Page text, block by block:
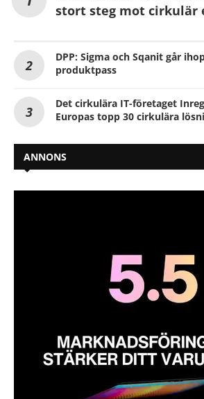
stort steg mot cirkulär
DPP: Sigma och Sqanit går
produktpass
Det cirkulära IT-företaget
Europas topp 30 cirkulära
ANNONS